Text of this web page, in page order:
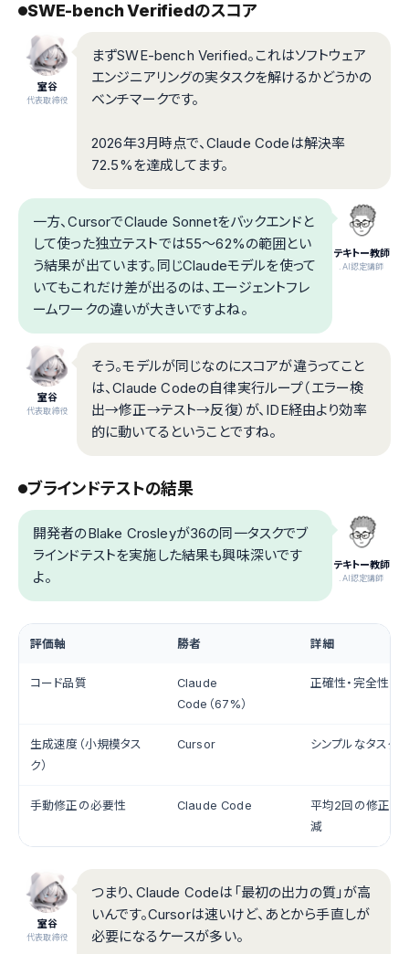
SWE-bench Verifiedのスコア
室谷
代表取締役
まずSWE-bench Verified。これはソフトウェア
エンジニアリングの実タスクを解けるかどうかの
ベンチマークです。
2026年3月時点で、Claude Codeは解決率
72.5%を達成してます。
テキトー教師
.AI認定講師
一方、CursorでClaude Sonnetをバックエンドと
して使った独立テストでは55〜62%の範囲とい
う結果が出ています。同じClaudeモデルを使って
いてもこれだけ差が出るのは、エージェントフレ
ームワークの違いが大きいですよね。
室谷
代表取締役
そう。モデルが同じなのにスコアが違うってこと
は、Claude Codeの自律実行ループ（エラー検
出→修正→テスト→反復）が、IDE経由より効率
的に動いてるということですね。
ブラインドテストの結果
テキトー教師
.AI認定講師
開発者のBlake Crosleyが36の同一タスクでブ
ラインドテストを実施した結果も興味深いです
よ。
評価軸 勝者 詳細
コード品質
Claude
Code（67%）
正確性・完全性で
生成速度（小規模タス
ク）
Cursor シンプルなタスク
手動修正の必要性 Claude Code
平均2回の修正サ
減
室谷
代表取締役
つまり、Claude Codeは「最初の出力の質」が高
いんです。Cursorは速いけど、あとから手直しが
必要になるケースが多い。